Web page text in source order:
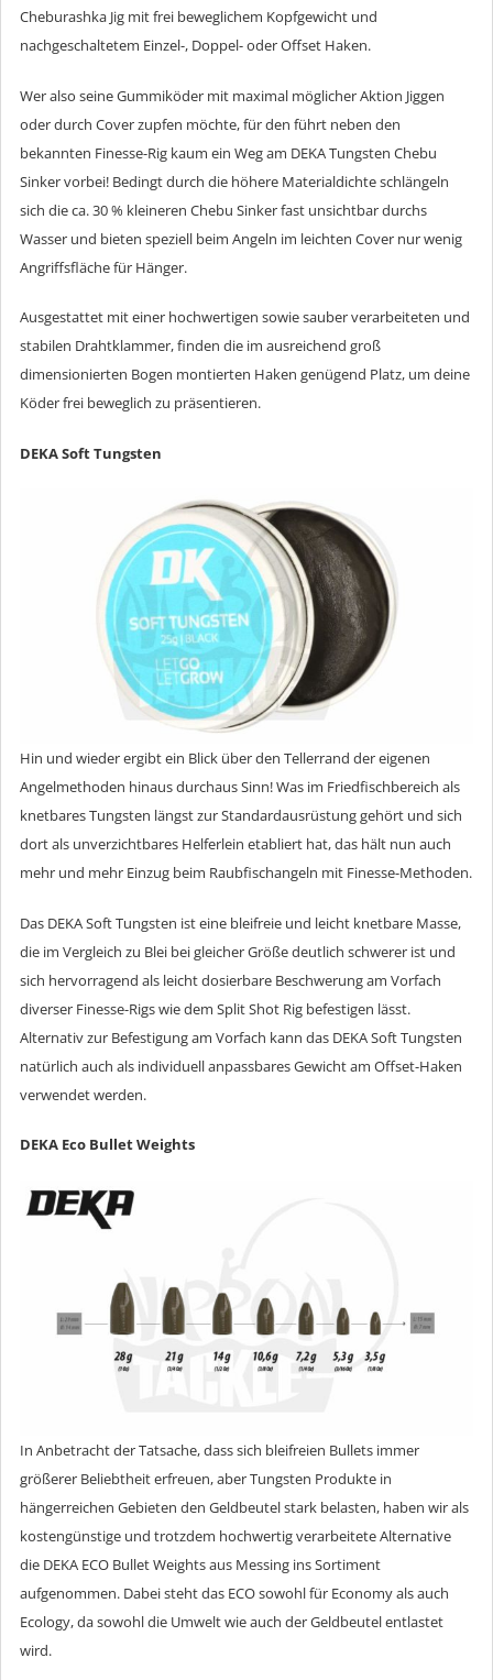
Cheburashka Jig mit frei beweglichem Kopfgewicht und
nachgeschaltetem Einzel-, Doppel- oder Offset Haken.
Wer also seine Gummiköder mit maximal möglicher Aktion Jiggen
oder durch Cover zupfen möchte, für den führt neben den
bekannten Finesse-Rig kaum ein Weg am DEKA Tungsten Chebu
Sinker vorbei! Bedingt durch die höhere Materialdichte schlängeln
sich die ca. 30 % kleineren Chebu Sinker fast unsichtbar durchs
Wasser und bieten speziell beim Angeln im leichten Cover nur wenig
Angriffsfläche für Hänger.
Ausgestattet mit einer hochwertigen sowie sauber verarbeiteten und
stabilen Drahtklammer, finden die im ausreichend groß
dimensionierten Bogen montierten Haken genügend Platz, um deine
Köder frei beweglich zu präsentieren.
DEKA Soft Tungsten
Hin und wieder ergibt ein Blick über den Tellerrand der eigenen
Angelmethoden hinaus durchaus Sinn! Was im Friedfischbereich als
knetbares Tungsten längst zur Standardausrüstung gehört und sich
dort als unverzichtbares Helferlein etabliert hat, das hält nun auch
mehr und mehr Einzug beim Raubfischangeln mit Finesse-Methoden.
Das DEKA Soft Tungsten ist eine bleifreie und leicht knetbare Masse,
die im Vergleich zu Blei bei gleicher Größe deutlich schwerer ist und
sich hervorragend als leicht dosierbare Beschwerung am Vorfach
diverser Finesse-Rigs wie dem Split Shot Rig befestigen lässt.
Alternativ zur Befestigung am Vorfach kann das DEKA Soft Tungsten
natürlich auch als individuell anpassbares Gewicht am Offset-Haken
verwendet werden.
DEKA Eco Bullet Weights
In Anbetracht der Tatsache, dass sich bleifreien Bullets immer
größerer Beliebtheit erfreuen, aber Tungsten Produkte in
hängerreichen Gebieten den Geldbeutel stark belasten, haben wir als
kostengünstige und trotzdem hochwertig verarbeitete Alternative
die DEKA ECO Bullet Weights aus Messing ins Sortiment
aufgenommen. Dabei steht das ECO sowohl für Economy als auch
Ecology, da sowohl die Umwelt wie auch der Geldbeutel entlastet
wird.